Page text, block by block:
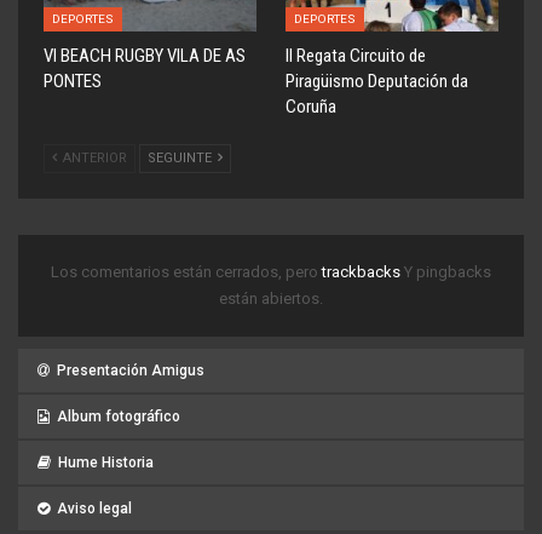
DEPORTES
VI BEACH RUGBY VILA DE AS
PONTES
DEPORTES
ll Regata Circuito de
Piragüismo Deputación da
Coruña
ANTERIOR SEGUINTE
Los comentarios están cerrados, perotrackbacks Y pingbacks
están abiertos.
Presentación Amigus
Album fotográfico
Hume Historia
Aviso legal